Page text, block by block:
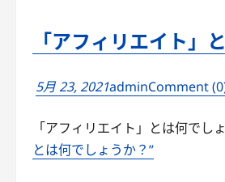
「アフィリエイト」
5月 23, 2021adminComment
「アフィリエイト」とは何で
とは何でしょうか？”